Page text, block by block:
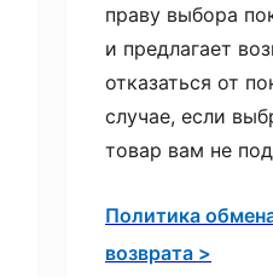
праву выбора
и предлагает
отказаться от
случае, если
товар вам не
Политика
возврата >